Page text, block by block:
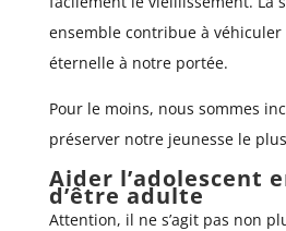
ensemble contribue à véhiculer
éternelle à notre portée.
Pour le moins, nous sommes
préserver notre jeunesse le
Aider l’adolescent
d’être adulte
Attention, il ne s’agit pas non